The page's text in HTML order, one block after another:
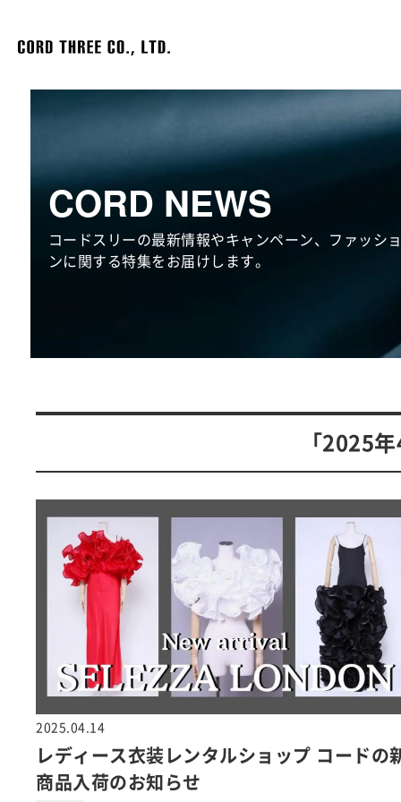
CORD NEWS
コードスリーの最新情報やキャンペーン、ファッシ
ンに関する特集をお届けします。
「2025
2025.04.14
レディース衣装レンタルショップ コードの
商品入荷のお知らせ